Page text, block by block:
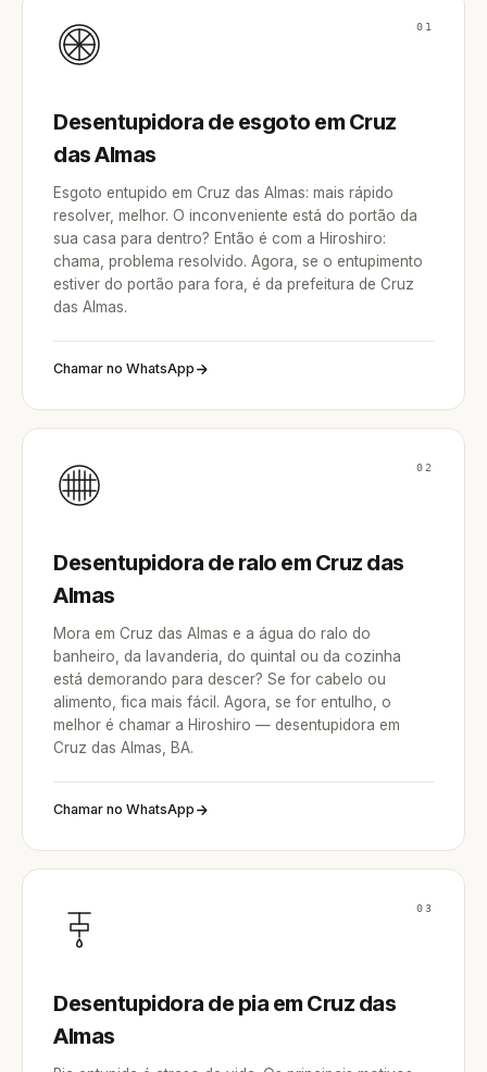
01
Desentupidora de esgoto em Cruz
das Almas
Esgoto entupido em Cruz das Almas: mais rápido
resolver, melhor. O inconveniente está do portão da
sua casa para dentro? Então é com a Hiroshiro:
chama, problema resolvido. Agora, se o entupimento
estiver do portão para fora, é da prefeitura de Cruz
das Almas.
Chamar no WhatsApp
02
Desentupidora de ralo em Cruz das
Almas
Mora em Cruz das Almas e a água do ralo do
banheiro, da lavanderia, do quintal ou da cozinha
está demorando para descer? Se for cabelo ou
alimento, fica mais fácil. Agora, se for entulho, o
melhor é chamar a Hiroshiro — desentupidora em
Cruz das Almas, BA.
Chamar no WhatsApp
03
Desentupidora de pia em Cruz das
Almas